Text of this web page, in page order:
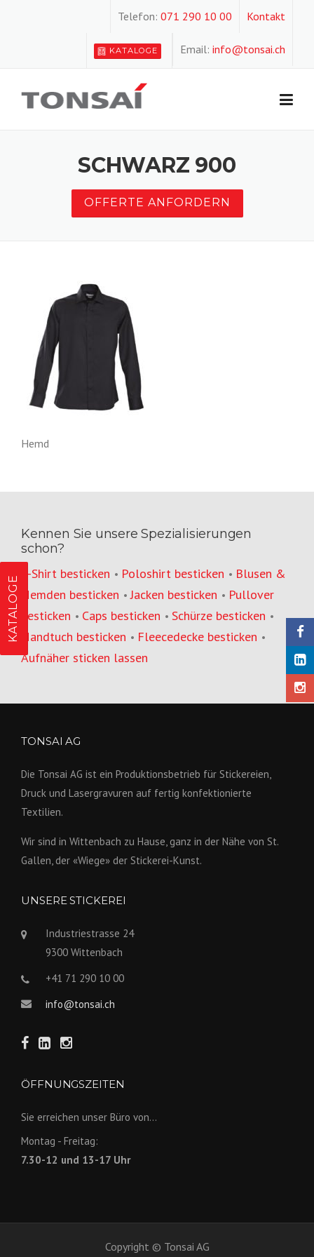
Kontakt
Telefon: 071 290 10 00
Email: info@tonsai.ch
KATALOGE
SCHWARZ 900
OFFERTE ANFORDERN
Hemd
KATALOGE
Kennen Sie unsere Spezialisierungen
schon?
T-Shirt besticken • Poloshirt besticken • Blusen &
Hemden besticken •Jacken besticken • Pullover
besticken • Caps besticken • Schürze besticken •
Handtuch besticken • Fleecedecke besticken •
Aufnäher sticken lassen
TONSAI AG
Die Tonsai AG ist ein Produktions­betrieb für Stickereien,
Druck und Lasergravuren auf fertig konfek­tionierte
Textilien.
Wir sind in Wittenbach zu Hause, ganz in der Nähe von St.
Gallen, der «Wiege» der Stickerei-Kunst.
UNSERE STICKEREI
Industriestrasse 24
9300 Wittenbach
+41 71 290 10 00
info@tonsai.ch
ÖFFNUNGSZEITEN
Sie erreichen unser Büro von...
Montag - Freitag:
7.30-12 und 13-17 Uhr
Copyright © Tonsai AG